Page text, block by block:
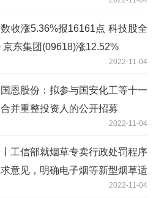
收涨5.36%报16161点 科技股全
京东集团(09618)涨12.52%
2022-11-04
恩股份：拟参与国安化工等十一
并重整投资人的公开招募
2022-11-04
工信部就烟草专卖行政处罚程序
意见，明确电子烟等新型烟草适
2022-11-04